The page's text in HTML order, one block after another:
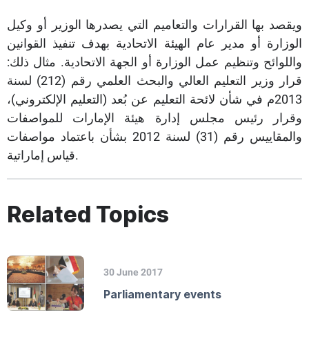
ويقصد بها القرارات والتعاميم التي يصدرها الوزير أو وكيل
الوزارة أو مدير عام الهيئة الاتحادية بهدف تنفيذ القوانين
واللوائح وتنظيم عمل الوزارة أو الجهة الاتحادية. مثال ذلك:
قرار وزير التعليم العالي والبحث العلمي رقم (212) لسنة
2013م في شأن لائحة التعليم عن بُعد (التعليم الإلكتروني)،
وقرار رئيس مجلس إدارة هيئة الإمارات للمواصفات
والمقاييس رقم (31) لسنة 2012 بشأن باعتماد مواصفات
قياس إماراتية.
Related Topics
30 June 2017
Parliamentary events